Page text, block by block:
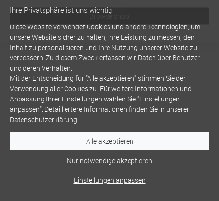
Browse shop
Ihre Privatsphäre ist uns wichtig
Diese Website verwendet Cookies und andere Technologien, um
unsere Website sicher zu halten, ihre Leistung zu messen, den
Inhalt zu personalisieren und Ihre Nutzung unserer Website zu
verbessern. Zu diesem Zweck erfassen wir Daten über Benutzer
und deren Verhalten.
Mit der Entscheidung für "Alle akzeptieren" stimmen Sie der
Verwendung aller Cookies zu. Für weitere Informationen und
Anpassung Ihrer Einstellungen wählen Sie "Einstellungen
anpassen". Detailliertere Informationen finden Sie in unserer
Datenschutzerklärung.
Alle akzeptieren
Nur notwendige akzeptieren
Einstellungen anpassen